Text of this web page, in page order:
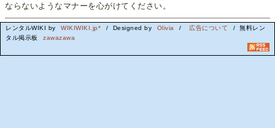
ならないようなマナーを心がけてください。
レンタルWIKI by WIKIWIKI.jp* / Designed by Olivia / 広告について
/ 無料レン
タル掲示板
zawazawa